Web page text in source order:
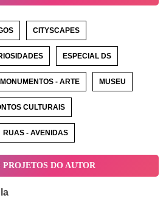
CITYSCAPES
ESPECIAL DS
MONUMENTOS - ARTE MUSEU
CULTURAIS
RUAS - AVENIDAS
PROJETOS DO AUTOR